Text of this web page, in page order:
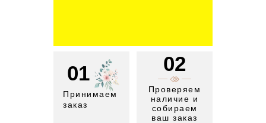
01
Принимаем
заказ
02
Проверяем
наличие и
собираем
ваш заказ